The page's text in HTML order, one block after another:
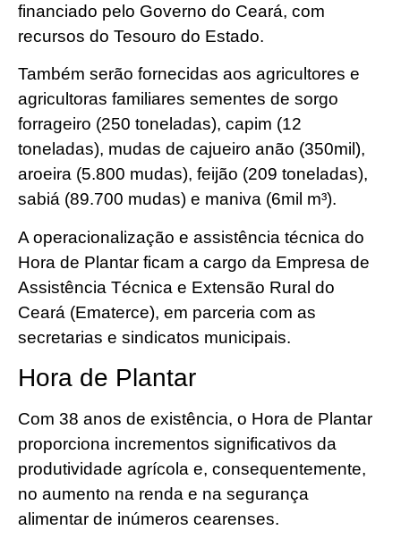
financiado pelo Governo do Ceará, com
recursos do Tesouro do Estado.
Também serão fornecidas aos agricultores e
agricultoras familiares sementes de sorgo
forrageiro (250 toneladas), capim (12
toneladas), mudas de cajueiro anão (350mil),
aroeira (5.800 mudas), feijão (209 toneladas),
sabiá (89.700 mudas) e maniva (6mil m³).
A operacionalização e assistência técnica do
Hora de Plantar ficam a cargo da Empresa de
Assistência Técnica e Extensão Rural do
Ceará (Ematerce), em parceria com as
secretarias e sindicatos municipais.
Hora de Plantar
Com 38 anos de existência, o Hora de Plantar
proporciona incrementos significativos da
produtividade agrícola e, consequentemente,
no aumento na renda e na segurança
alimentar de inúmeros cearenses.